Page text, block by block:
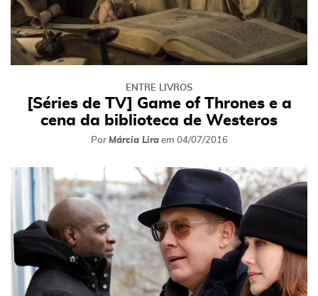
ENTRE LIVROS
[Séries de TV] Game of Thrones e a
cena da biblioteca de Westeros
Por Márcia Liraem 04/07/2016